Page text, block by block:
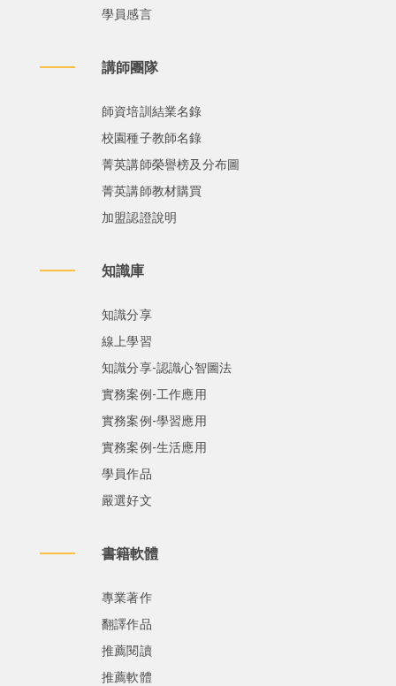
學員感言
講師團隊
師資培訓結業名錄
校園種子教師名錄
菁英講師榮譽榜及分布圖
菁英講師教材購買
加盟認證說明
知識庫
知識分享
線上學習
知識分享-認識心智圖法
實務案例-工作應用
實務案例-學習應用
實務案例-生活應用
學員作品
嚴選好文
書籍軟體
專業著作
翻譯作品
推薦閱讀
推薦軟體